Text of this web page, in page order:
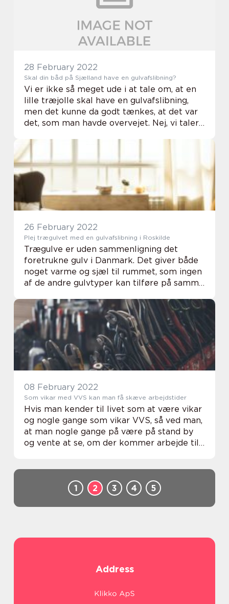
28 February 2022
Skal din båd på Sjælland have en gulvafslibning?
Vi er ikke så meget ude i at tale om, at en
lille træjolle skal have en gulvafslibning,
men det kunne da godt tænkes, at det var
det, som man havde overvejet. Nej, vi taler
vær...
26 February 2022
Plej trægulvet med en gulvafslibning i Roskilde
Trægulve er uden sammenligning det
foretrukne gulv i Danmark. Det giver både
noget varme og sjæl til rummet, som ingen
af de andre gulvtyper kan tilføre på samme
08 February 2022
Som vikar med VVS kan man få skæve arbejdstider
Hvis man kender til livet som at være vikar
og nogle gange som vikar VVS, så ved man,
at man nogle gange på være på stand by
og vente at se, om der kommer arbejde til
1 2 3 4 5
Address